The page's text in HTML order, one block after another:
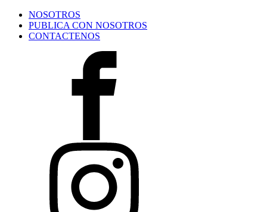
NOSOTROS
PUBLICA CON NOSOTROS
CONTACTENOS